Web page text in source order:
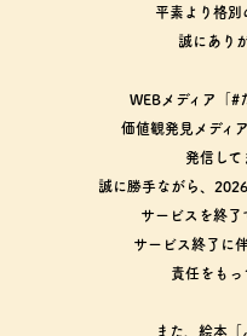
平素より格別
誠にあり
WEBメディア「#
価値観発見メディ
発信して
誠に勝手ながら、
サービスを終了
サービス終了に
責任をもっ
また、絵本